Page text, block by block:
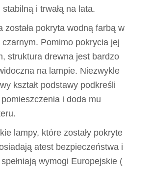
stabilną i trwałą na lata.
została pokryta wodną farbą w
czarnym. Pomimo pokrycia jej
struktura drewna jest bardzo
na lampie. Niezwykle
kształt podstawy podkreśli
i doda mu
lampy, które zostały pokryte
atest bezpieczeństwa i
spełniają wymogi Europejskie (